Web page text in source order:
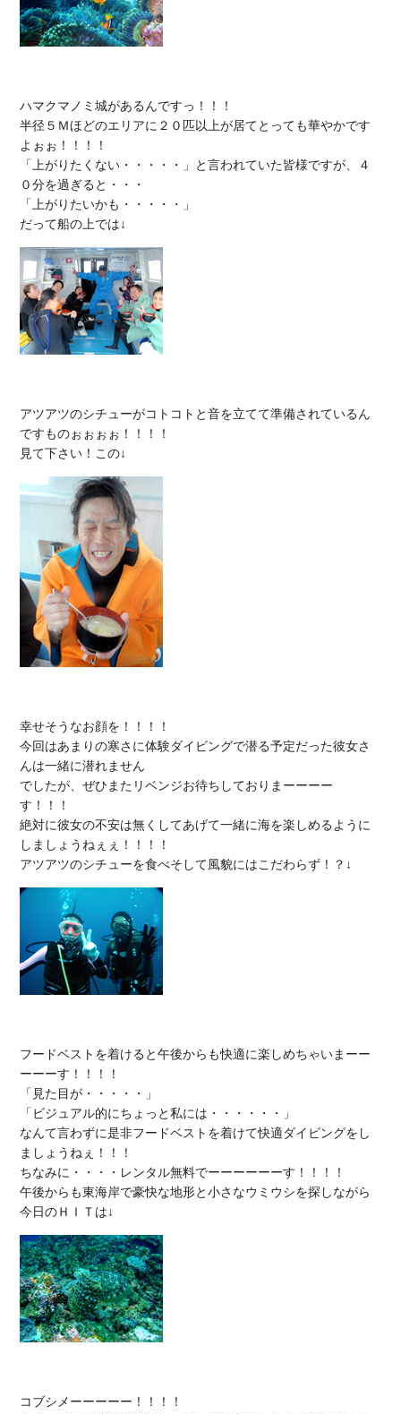
ハマクマノミ城があるんですっ！！！
半径５Ｍほどのエリアに２０匹以上が居てとっても華やかです
よぉぉ！！！！
「上がりたくない・・・・・」と言われていた皆様ですが、４
０分を過ぎると・・・
「上がりたいかも・・・・・」
アツアツのシチューがコトコトと音を立てて準備されているん
ですものぉぉぉぉ！！！！
幸せそうなお顔を！！！！
今回はあまりの寒さに体験ダイビングで潜る予定だった彼女さ
んは一緒に潜れません
でしたが、ぜひまたリベンジお待ちしておりまーーーー
す！！！
絶対に彼女の不安は無くしてあげて一緒に海を楽しめるように
しましょうねぇぇ！！！！
フードベストを着けると午後からも快適に楽しめちゃいまーー
ーーーす！！！！
「見た目が・・・・・」
「ビジュアル的にちょっと私には・・・・・・」
なんて言わずに是非フードベストを着けて快適ダイビングをし
ましょうねぇ！！！
ちなみに・・・・レンタル無料でーーーーーーす！！！！
午後からも東海岸で豪快な地形と小さなウミウシを探しながら
コブシメーーーーー！！！！